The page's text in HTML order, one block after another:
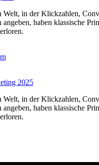
Welt, in der Klickzahlen,
haben klassische
2025
Welt, in der Klickzahlen,
haben klassische